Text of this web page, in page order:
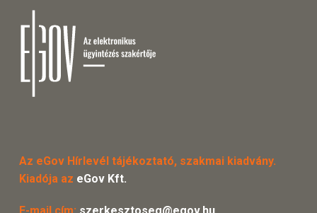
Az eGov Hírlevél tájékoztató, szakmai kiadvány.
Kiadója az eGov Kft.